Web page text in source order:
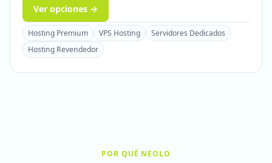
Ver opciones →
Hosting Premium VPS Hosting
Servidores Dedicados
Hosting Revendedor
POR QUÉ NEOLO